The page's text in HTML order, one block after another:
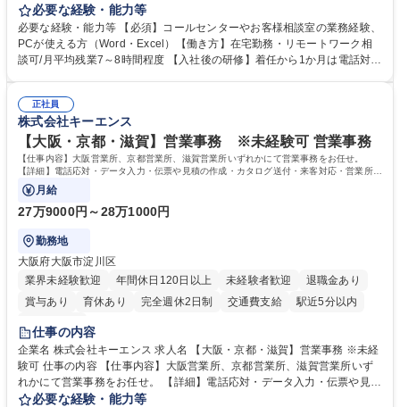
お客様のお声をより良い商品づくりに活かしていく上で、窓口となるお客
様相談室でのお仕事です。 日々お客様からいただくキリングループへのご
意見を、企業活動に活かしています。お客様からの声に迅速かつ誠意をも
って対応、情報提供するとともにグループ内活動に反映しています。 【具
平均100件前後■メール・手紙：同上40件前後 募集職種 中野本社【お客様
相談室】お客様のお声をもとにより良い商品づくりへ貢献
必要な経験・能力等
必要な経験・能力等 【必須】コールセンターやお客様相談室の業務経験、
PCが使える方（Word・Excel）【働き方】在宅勤務・リモートワーク相
談可/月平均残業7～8時間程度 【入社後の研修】着任から1か月は電話対応
すのでご安心ください。 【当社について】キリングループの広報機能を担
う会社として、お客様との出会いを大切にし、磨き上げたホスピタリティ
を込めてコミュニケーションをとりながら広報関連業務を行っておりま
す。 学歴・資格 学歴：大学院 大学 高専 短大 専修学校 高校 語学力： 資
格：
正社員
株式会社キーエンス
【大阪・京都・滋賀】営業事務 ※未経験可 営業事務
【仕事内容】大阪営業所、京都営業所、滋賀営業所いずれかにて営業事務をお任せ。
【詳細】電話応対・データ入力・伝票や見積の作成・カタログ送付・来客対応・営業所内
で発生する事務業務や業務改善をお任せ。
月給
27万9000円～28万1000円
勤務地
大阪府大阪市淀川区
業界未経験歓迎
年間休日120日以上 未経験者歓迎
退職金あり
賞与あり
育休あり 完全週休2日制 交通費支給
駅近5分以内
土日祝休み
仕事の内容
企業名 株式会社キーエンス 求人名 【大阪・京都・滋賀】営業事務 ※未経
験可 仕事の内容 【仕事内容】大阪営業所、京都営業所、滋賀営業所いず
れかにて営業事務をお任せ。 【詳細】電話応対・データ入力・伝票や見積
の作成・カタログ送付・来客対応・営業所内で発生する事務業務や業務改
必要な経験・能力等